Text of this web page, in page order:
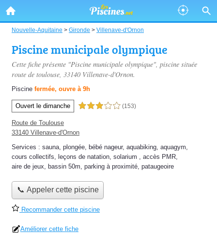
Nouvelle-Aquitaine > Gironde > Villenave-d'Ornon
Piscine municipale olympique
Cette fiche présente "Piscine municipale olympique", piscine située
route de toulouse, 33140 Villenave-d'Ornon.
Piscine fermée, ouvre à 9h
Ouvert le dimanche 3,0 étoiles sur 5 (153)
Route de Toulouse
33140 Villenave-d'Ornon
Services : sauna, plongée, bébé nageur, aquabiking, aquagym,
cours collectifs, leçons de natation, solarium , accès PMR,
aire de jeux, bassin 50m, parking à proximité, pataugeoire
📞 Appeler cette piscine
Recommander cette piscine
Améliorer cette fiche